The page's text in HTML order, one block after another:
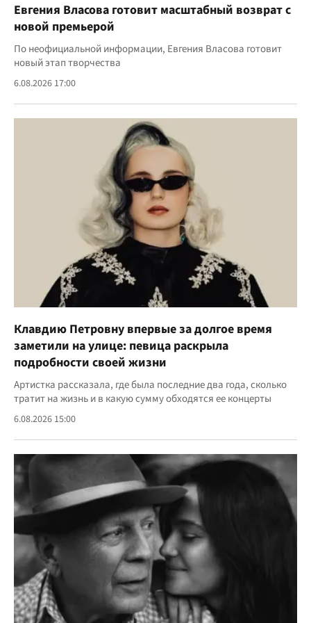
Евгения Власова готовит масштабный возврат с
новой премьерой
По неофициальной информации, Евгения Власова готовит
новый этап творчества
6.08.2026 17:00
Клавдию Петровну впервые за долгое время
заметили на улице: певица раскрыла
подробности своей жизни
Артистка рассказала, где была последние два года, сколько
тратит на жизнь и в какую сумму обходятся ее концерты
6.08.2026 15:00